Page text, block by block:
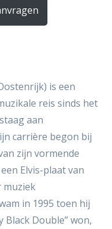
is een
reis sinds het
aan
carrière begon bij
zijn vormende
Elvis-plaat van
muziek
in 1995 toen hij
Black Double” won,